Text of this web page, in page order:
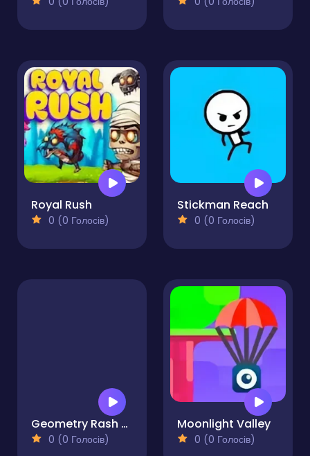
Royal Rush
0 (0 Голосів)
Stickman Reach
0 (0 Голосів)
Geometry Rash But MCraft
0 (0 Голосів)
Moonlight Valley
0 (0 Голосів)